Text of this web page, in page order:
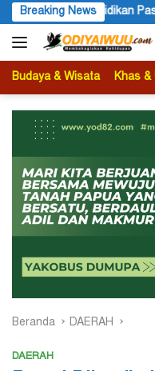
Langsung
ke
konten
Breaking News
Dugaan Menu MBG
Budaya & Wisata Khas &
Beranda DAERAH
DAERAH